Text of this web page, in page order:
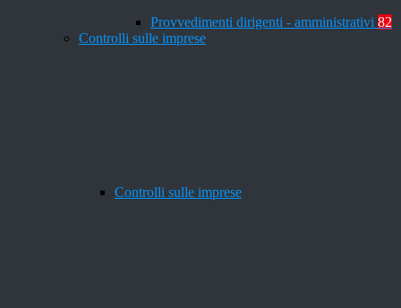
Provvedimenti dirigenti - amministrativi 82
Controlli sulle imprese
Controlli sulle imprese